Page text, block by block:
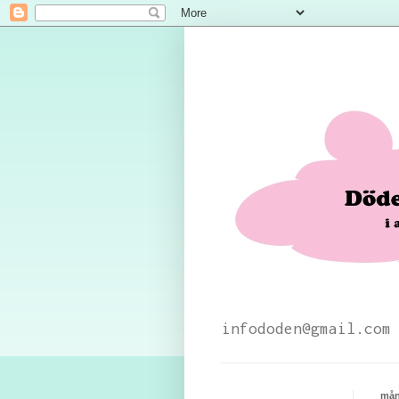
infododen@gmail.com